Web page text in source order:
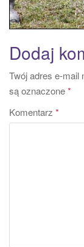
Dodaj
Twój adres e-mail
są oznaczone*
Komentarz *